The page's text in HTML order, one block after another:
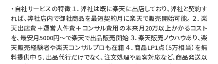
・自社サービスの特徴 １．弊社は既に楽天に出店しており、弊社と契約す
れば、弊社店内で御社商品を最短契約月に楽天で販売開始可能。 ２．楽
天出店費＋運営人件費＋コンサル費用の本来月20万以上かかるコスト
を、最安月5000円～で楽天で出品販売開始 ３．楽天販売ノウハウあり、楽
天販売経験者や楽天コンサルプロも在籍 ４．商品LP1点（5万相当）を無
料提供中 ５．出品代行だけでなく、注文処理や顧客対応など、商品発送以